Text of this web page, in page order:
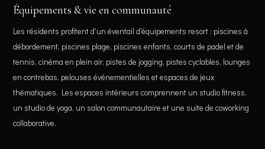
Équipements & vie en communauté
Les résidents profitent d'un éventail d'équipements resort : piscines à
débordement, piscines plage, piscines enfants, courts de padel et de
tennis, cinéma en plein air, pistes de jogging, pistes cyclables, lounges
en contrebas, pelouses événementielles et espaces de jeux
thématiques. Les espaces intérieurs comprennent un studio fitness,
un studio de yoga, un salon communautaire et une suite de coworking
collaborative.